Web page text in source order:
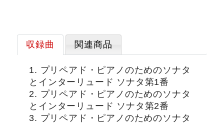
収録曲 関連商品
1. プリペアド・ピアノのためのソナタ
とインターリュード ソナタ第1番
2. プリペアド・ピアノのためのソナタ
とインターリュード ソナタ第2番
3. プリペアド・ピアノのためのソナタ